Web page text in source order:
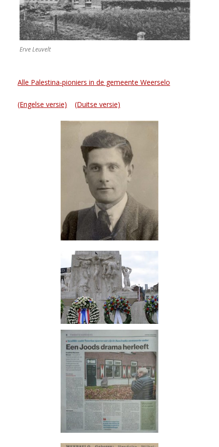
Erve Leuvelt
Alle Palestina-pioniers in de gemeente Weerselo
(Engelse versie) (Duitse versie)